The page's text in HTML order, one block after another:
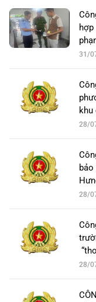
31/
khu
28/
28/
28/